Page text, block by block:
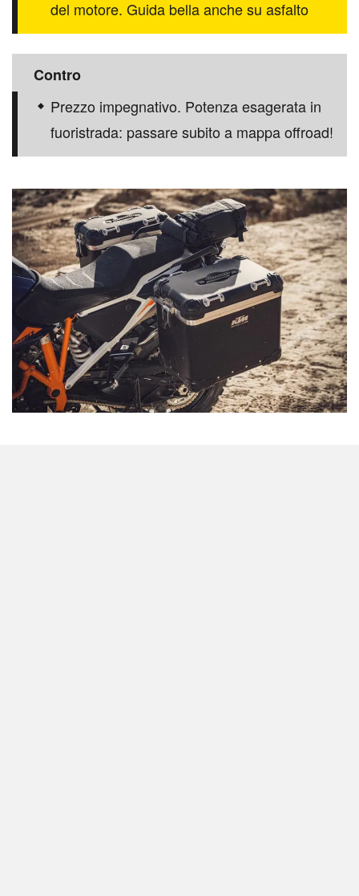
del motore. Guida bella anche su asfalto
Contro
Prezzo impegnativo. Potenza esagerata in
fuoristrada: passare subito a mappa offroad!